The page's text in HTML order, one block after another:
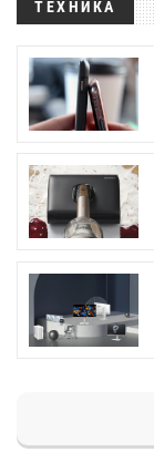
ТЕХНИКА